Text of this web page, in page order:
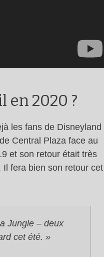
2020 ?
les fans de Disneyland
Central Plaza face au
et son retour était très
Il fera bien son retour cet
Jungle – deux
cet été. »